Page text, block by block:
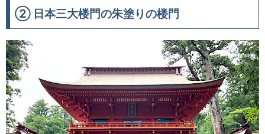
② 日本三大楼門の朱塗りの楼門